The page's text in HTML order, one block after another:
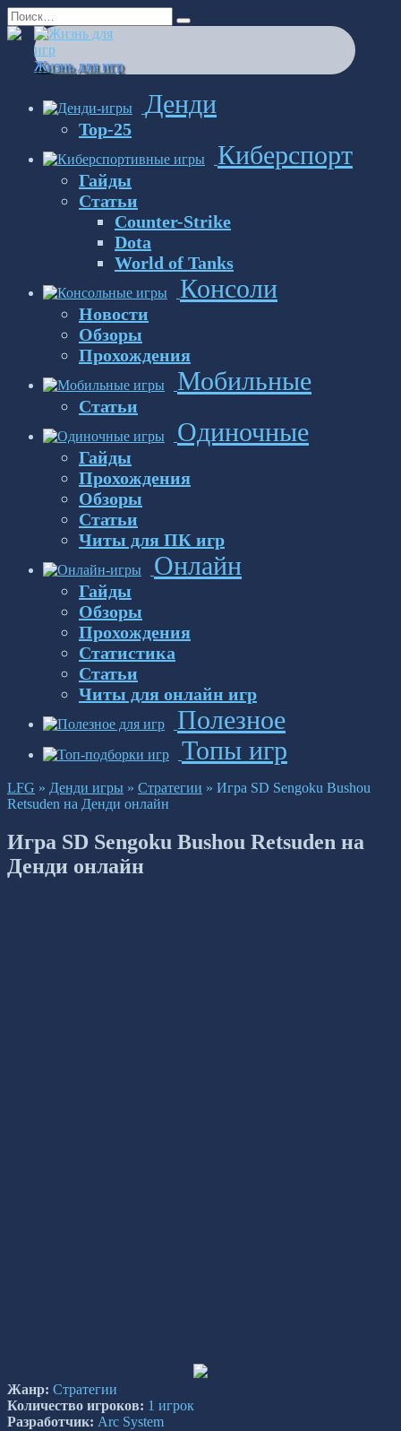
Перейти
к
содержанию
Search
for:
Жизнь для игр
Денди
Top-25
Киберспорт
Гайды
Статьи
Counter-Strike
Dota
World of Tanks
Консоли
Новости
Обзоры
Прохождения
Мобильные
Статьи
Одиночные
Гайды
Прохождения
Обзоры
Статьи
Читы для ПК игр
Онлайн
Гайды
Обзоры
Прохождения
Статистика
Статьи
Читы для онлайн игр
Полезное
Топы игр
LFG » Денди игры » Стратегии » Игра SD Sengoku Bushou
Retsuden на Денди онлайн
Игра SD Sengoku Bushou Retsuden на
Денди онлайн
Жанр: Стратегии
Количество игроков: 1 игрок
Разработчик: Arc System